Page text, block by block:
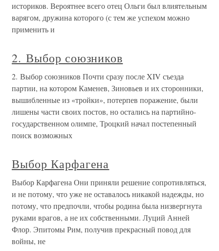
историков. Вероятнее всего отец Ольги был влиятельным
варягом, дружина которого (с тем же успехом можно
применить и
2. Выбор союзников
2. Выбор союзников Почти сразу после XIV съезда
партии, на котором Каменев, Зиновьев и их сторонники,
вышибленные из «тройки», потерпев поражение, были
лишены части своих постов, но остались на партийно-
государственном олимпе, Троцкий начал постепенный
поиск возможных
Выбор Карфагена
Выбор Карфагена Они приняли решение сопротивляться,
и не потому, что уже не оставалось никакой надежды, но
потому, что предпочли, чтобы родина была низвергнута
руками врагов, а не их собственными. Луций Анней
Флор. Эпитомы Рим, получив прекрасный повод для
войны, не